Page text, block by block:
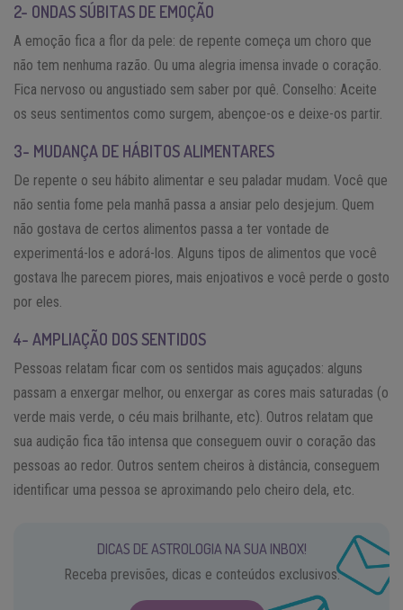
2- ONDAS SÚBITAS DE EMOÇÃO
A emoção fica a flor da pele: de repente começa um choro que
não tem nenhuma razão. Ou uma alegria imensa invade o coração.
Fica nervoso ou angustiado sem saber por quê. Conselho: Aceite
os seus sentimentos como surgem, abençoe-os e deixe-os partir.
3- MUDANÇA DE HÁBITOS ALIMENTARES
De repente o seu hábito alimentar e seu paladar mudam. Você que
não sentia fome pela manhã passa a ansiar pelo desjejum. Quem
não gostava de certos alimentos passa a ter vontade de
experimentá-los e adorá-los. Alguns tipos de alimentos que você
gostava lhe parecem piores, mais enjoativos e você perde o gosto
por eles.
4- AMPLIAÇÃO DOS SENTIDOS
Pessoas relatam ficar com os sentidos mais aguçados: alguns
passam a enxergar melhor, ou enxergar as cores mais saturadas (o
verde mais verde, o céu mais brilhante, etc). Outros relatam que
sua audição fica tão intensa que conseguem ouvir o coração das
pessoas ao redor. Outros sentem cheiros à distância, conseguem
identificar uma pessoa se aproximando pelo cheiro dela, etc.
DICAS DE ASTROLOGIA NA SUA INBOX!
Receba previsões, dicas e conteúdos exclusivos.